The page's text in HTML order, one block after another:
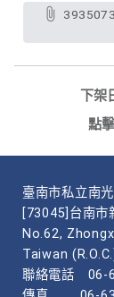
下架
點
臺南市私立南
[73045]台南市
No.62,
Taiwan
聯絡電話
06-